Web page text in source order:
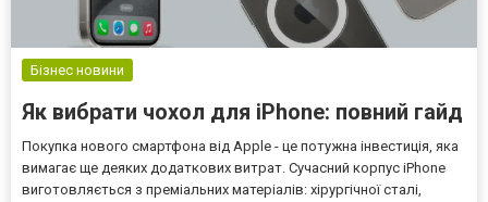
Бізнес новини
Як вибрати чохол для iPhone: повний гайд
Покупка нового смартфона від Apple - це потужна інвестиція, яка
вимагає ще деяких додаткових витрат. Сучасний корпус iPhone
виготовляється з преміальних матеріалів: хірургічної сталі,